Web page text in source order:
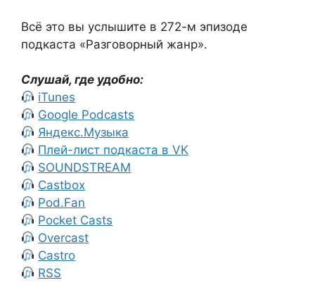
Всё это вы услышите в 272-м эпизоде
подкаста «Разговорный жанр».
Слушай, где удобно:
iTunes
Google Podcasts
Яндекс.Музыка
Плей-лист подкаста в VK
SOUNDSTREAM
Castbox
Pod.Fan
Pocket Casts
Overcast
Castro
RSS